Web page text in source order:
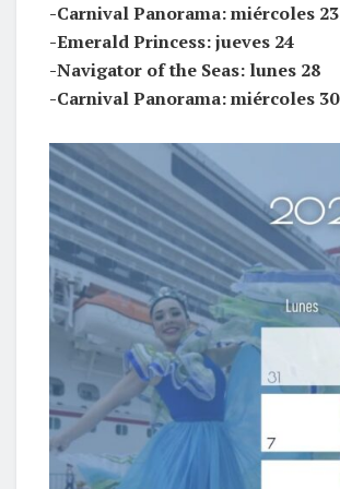
-Carnival Panorama: miércoles 23
-Emerald Princess: jueves 24
-Navigator of the Seas: lunes 28
-Carnival Panorama: miércoles 30